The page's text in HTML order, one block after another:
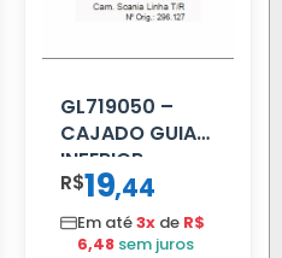
GL719050 –
CAJADO GUIA
INFERIOR
SCANIA T/R
112/113 MENOR
R$19,44
Em até3x de R$
6,48 sem juros